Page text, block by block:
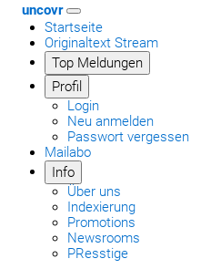
uncovr
Startseite
Originaltext Stream
Top Meldungen
Profil
Login
Neu anmelden
Passwort vergessen
Mailabo
Info
Über uns
Indexierung
Promotions
Newsrooms
PResstige